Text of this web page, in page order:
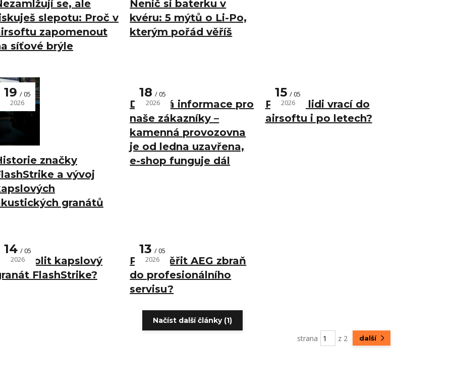
se, ale
slepotu: Proč v
zapomenout
síťové brýle
Nenič si baterku v
kvéru: 5 mýtů o Li-Po,
kterým pořád věříš
značky
a vývoj
granátů
19
05
2026
Důležitá informace pro
naše zákazníky –
kamenná provozovna
je od ledna uzavřena,
e-shop funguje dál
18
05
2026
Proč se lidi vrací do
airsoftu i po letech?
15
05
2026
zvolit kapslový
FlashStrike?
14
05
2026
Proč svěřit AEG zbraň
do profesionálního
servisu?
13
05
2026
Načíst další články (1)
strana z 2 další